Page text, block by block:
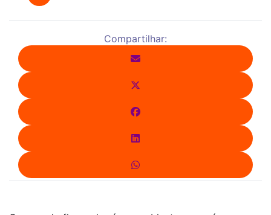
Compartilhar: